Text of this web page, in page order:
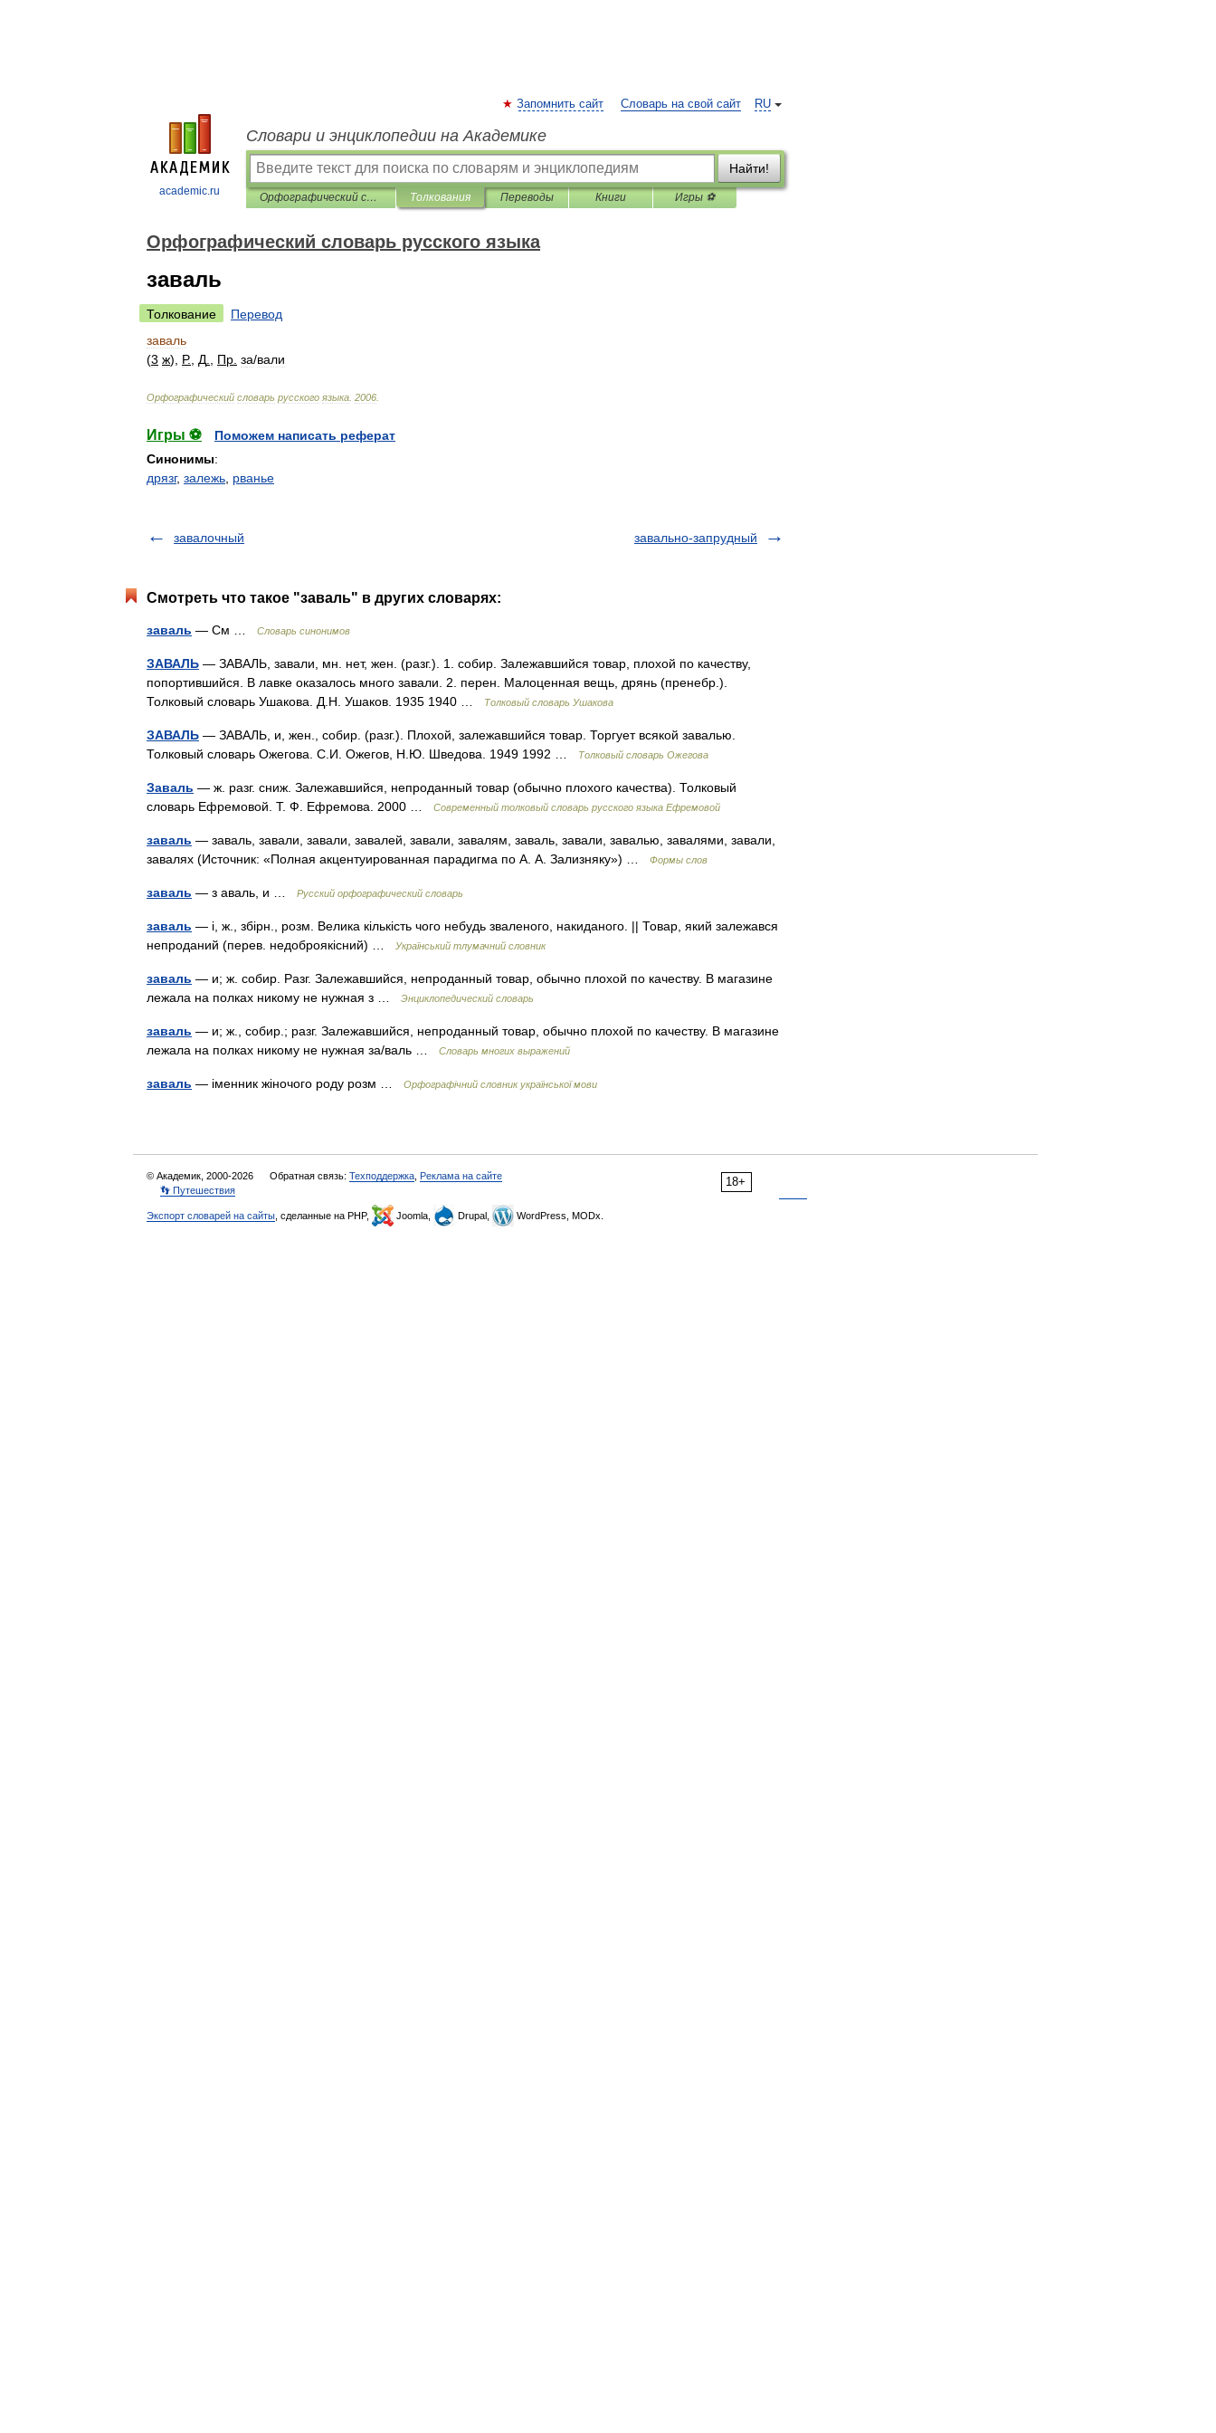
academic.ru
RU
Запомнить сайт Словарь на свой сайт
Словари и энциклопедии на Академике
Найти!
Орфографический словарь русского языка Толкования Переводы Книги Игры ⚽
Орфографический словарь русского языка
заваль
Толкование
Перевод
заваль
(3 ж), Р. Д Пр за/вали
Орфографический словарь русского языка 2006
Игры ⚽
Поможем написать реферат
Синонимы:
дрязг, залежь рванье
завалочный завально-запрудный
Смотреть что такое "заваль" в других словарях:
заваль — См … Словарь синонимов
ЗАВАЛЬ — ЗАВАЛЬ, завали, мн. нет, жен. (разг.). 1. собир. Залежавшийся товар, плохой по качеству,
попортившийся. В лавке оказалось много завали. 2. перен. Малоценная вещь, дрянь (пренебр.).
Толковый словарь Ушакова. Д.Н. Ушаков. 1935 1940 …
Толковый словарь Ушакова
ЗАВАЛЬ — ЗАВАЛЬ, и, жен., собир. (разг.). Плохой, залежавшийся товар. Торгует всякой завалью.
Толковый словарь Ожегова. С.И. Ожегов, Н.Ю. Шведова. 1949 1992 …
Толковый словарь Ожегова
Заваль — ж. разг. сниж. Залежавшийся, непроданный товар (обычно плохого качества). Толковый
словарь Ефремовой. Т. Ф. Ефремова. 2000 …
Современный толковый словарь русского языка Ефремовой
заваль — заваль, завали, завали, завалей, завали, завалям, заваль, завали, завалью, завалями, завали,
завалях (Источник: «Полная акцентуированная парадигма по А. А. Зализняку») …
Формы слов
заваль — з аваль, и … Русский орфографический словарь
заваль — і, ж., збірн., розм. Велика кількість чого небудь зваленого, накиданого. || Товар, який залежався
непроданий (перев. недоброякісний) …
Український тлумачний словник
заваль — и; ж. собир. Разг. Залежавшийся, непроданный товар, обычно плохой по качеству. В магазине
лежала на полках никому не нужная з …
Энциклопедический словарь
заваль — и; ж., собир.; разг. Залежавшийся, непроданный товар, обычно плохой по качеству. В магазине
лежала на полках никому не нужная за/валь …
Словарь многих выражений
заваль — іменник жіночого роду розм … Орфографічний словник української мови
18+
© Академик, 2000-2026 Обратная связь: Техподдержка Реклама на сайте
👣 Путешествия
Экспорт словарей на сайты , сделанные на PHP, Joomla, Drupal, WordPress, MODx.